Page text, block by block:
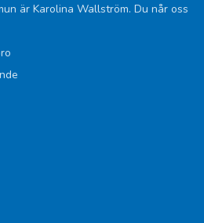
är Karolina Wallström. Du når oss